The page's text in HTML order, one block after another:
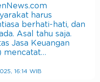
harus
berhati-hati, dan
Asal tahu saja.
Jasa Keuangan
mencatat…
16:14 WIB